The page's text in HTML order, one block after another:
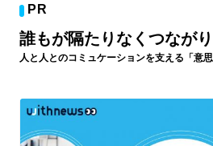
PR
誰もが隔たりなくつなが
人と人とのコミュケーションを支える「意思